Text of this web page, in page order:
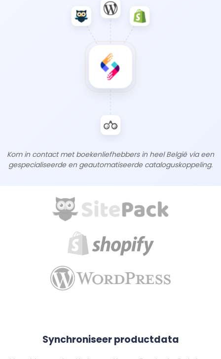
Kom in contact met boekenliefhebbers in heel België via een
gespecialiseerde en geautomatiseerde cataloguskoppeling.
Synchroniseer productdata